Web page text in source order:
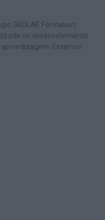
SKOLAE Formation,
no desenvolvimento
Estamos